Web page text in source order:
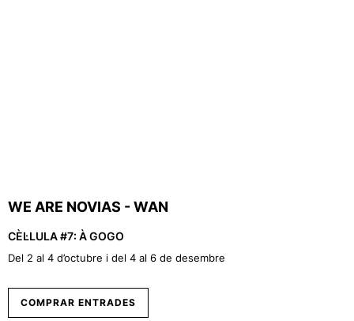
WE ARE NOVIAS - WAN
CÈL·LULA #7: À GOGO
Del 2 al 4 d’octubre i del 4 al 6 de desembre
COMPRAR ENTRADES